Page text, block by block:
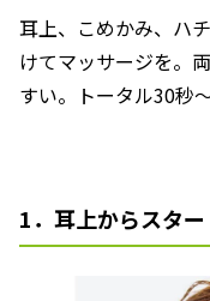
耳上、こめかみ、ハ
けてマッサージを。
すい。トータル30秒
1．耳上からスタ